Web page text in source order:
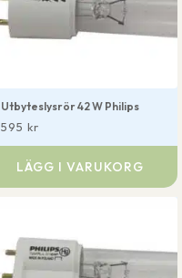
Utbyteslysrör 42 W Philips
595 kr
LÄGG I VARUKORG